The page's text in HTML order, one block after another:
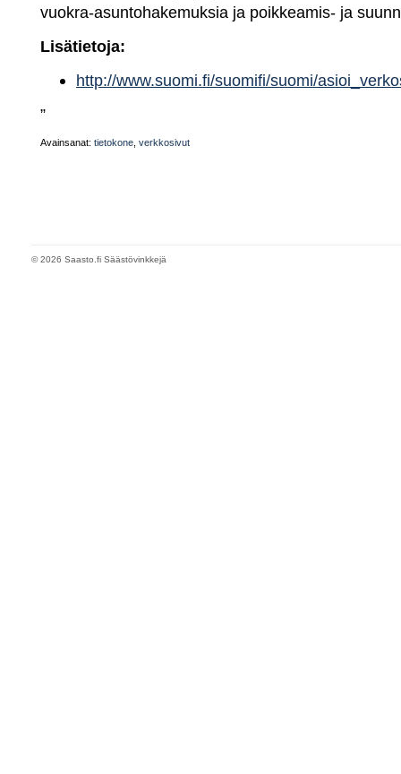
vuokra-asuntohakemuksia ja poikkeamis- ja
Lisätietoja:
http://www.suomi.fi/suomifi/suomi/
”
Avainsanat: tietokone verkkosivut
© 2026 Saasto.fi Säästövinkkejä